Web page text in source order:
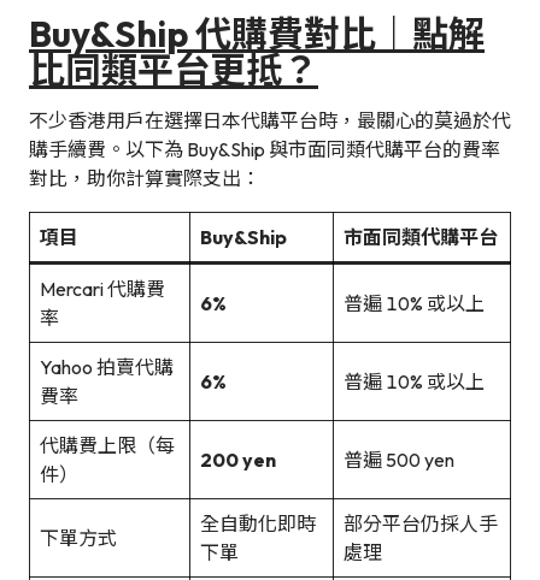
Buy&Ship 代購費對比｜點解
比同類平台更抵？
不少香港用戶在選擇日本代購平台時，最關心的莫過於代
購手續費。以下為 Buy&Ship 與市面同類代購平台的費率
對比，助你計算實際支出：
項目 Buy&Ship 市面同類代購平台
Mercari 代購費
率
6% 普遍 10% 或以上
Yahoo 拍賣代購
費率
6% 普遍 10% 或以上
代購費上限（每
件）
200 yen 普遍 500 yen
下單方式
全自動化即時
下單
部分平台仍採人手
處理